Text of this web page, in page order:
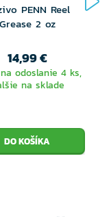
PENN Reel
Grease 2 oz
14,99 €
odoslanie 4 ks,
na sklade